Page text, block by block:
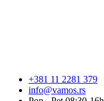
+381 11 2281 379
info@vamos.rs